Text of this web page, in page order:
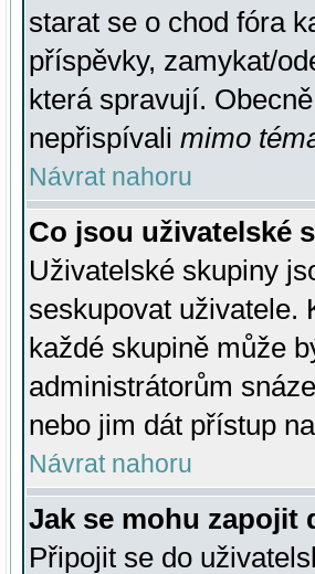
starat se o chod fóra
příspěvky, zamykat/
která spravují.
nepřispívali mimo
Návrat nahoru
Co jsou uživatelské
Uživatelské skupiny
seskupovat uživatele.
každé skupině může
administrátorům
nebo jim dát přístup
Návrat nahoru
Jak se mohu zapojit
Připojit se do